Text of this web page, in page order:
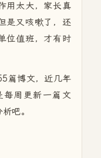
用太大，家长真
是又咳嗽了，还
位值班，才有时
篇博文，近几年
每周更新一篇文
吧。